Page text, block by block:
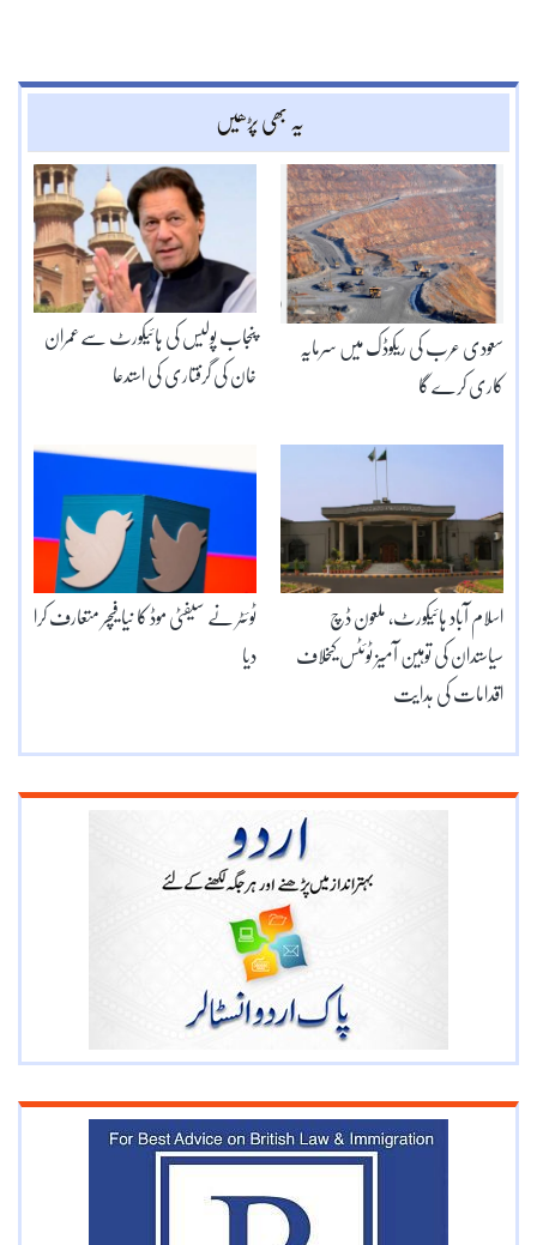
یہ بھی پڑھیں
پنجاب پولیس کی ہائیکورٹ سےعمران
خان کی گرفتاری کی استدعا
سعودی عرب کی ریکوڈک میں سرمایہ
کاری کرے گا
ٹوئٹر نے سیفٹی موڈ کا نیا فیچر متعارف کرا
دیا
اسلام آباد ہائیکورٹ، ملعون ڈچ
سیاستدان کی توہین آمیز ٹوئٹس کیخلاف
اقدامات کی ہدایت